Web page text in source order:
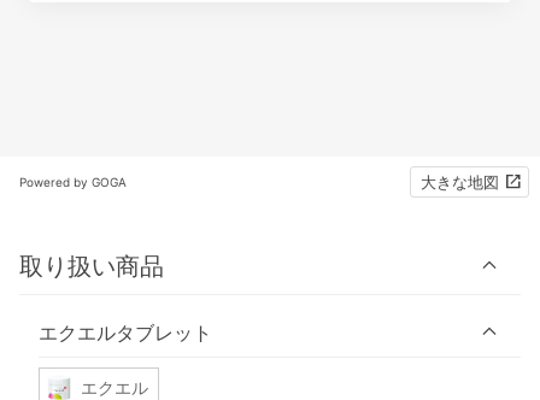
Powered by GOGA 大きな地図
取り扱い商品
エクエルタブレット
エクエル